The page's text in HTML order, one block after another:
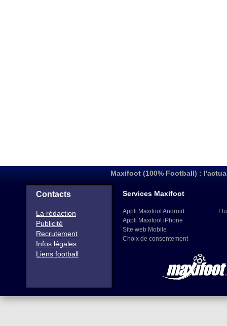
Maxifoot (100% Football) :
Contacts
La rédaction
Publicité
Recrutement
Infos légales
Liens football
Services Maxifoot
Appli Maxifoot Android
Appli Maxifoot iPhone
Site web Mobile
Choix de consentement